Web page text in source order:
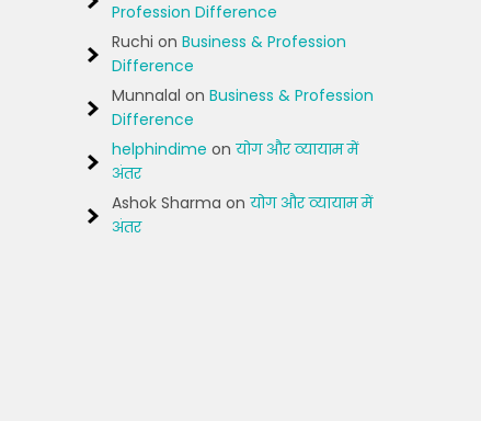
Profession Difference
Ruchi on Business & Profession
Difference
Munnalal on Business & Profession
Difference
helphindime on योग और व्यायाम में
अंतर
Ashok Sharma on योग और व्यायाम में
अंतर